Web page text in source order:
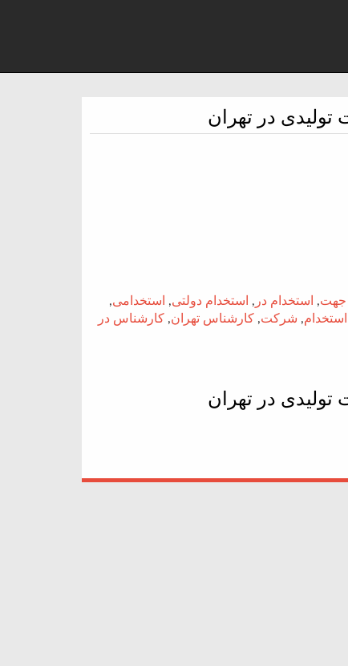
در تهران
جهت, استخدام در , استخدام دولتی, استخدامی,
, شرکت, کارشناس تهران, کارشناس در
در تهران